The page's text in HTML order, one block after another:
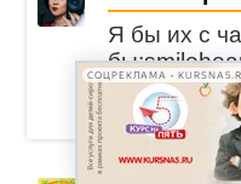
Я бы их с
0
СОЦРЕКЛАМА •